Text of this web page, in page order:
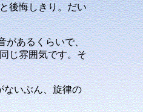
後悔しきり。だい
があるくらいで、
じ雰囲気です。そ
いぶん、旋律の